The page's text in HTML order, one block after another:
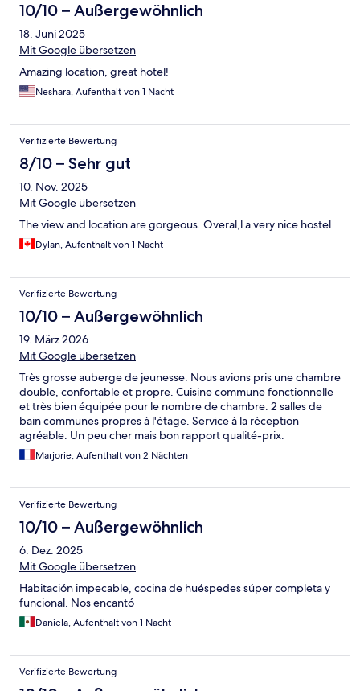
10/10 – Außergewöhnlich
18. Juni 2025
Mit Google übersetzen
Amazing location, great hotel!
Neshara, Aufenthalt von 1 Nacht
Verifizierte Bewertung
8/10 – Sehr gut
10. Nov. 2025
Mit Google übersetzen
The view and location are gorgeous. Overal,l a very nice hostel
Dylan, Aufenthalt von 1 Nacht
Verifizierte Bewertung
10/10 – Außergewöhnlich
19. März 2026
Mit Google übersetzen
Très grosse auberge de jeunesse. Nous avions pris une chambre
double, confortable et propre. Cuisine commune fonctionnelle
et très bien équipée pour le nombre de chambre. 2 salles de
bain communes propres à l'étage. Service à la réception
agréable. Un peu cher mais bon rapport qualité-prix.
Marjorie, Aufenthalt von 2 Nächten
Verifizierte Bewertung
10/10 – Außergewöhnlich
6. Dez. 2025
Mit Google übersetzen
Habitación impecable, cocina de huéspedes súper completa y
funcional. Nos encantó
Daniela, Aufenthalt von 1 Nacht
Verifizierte Bewertung